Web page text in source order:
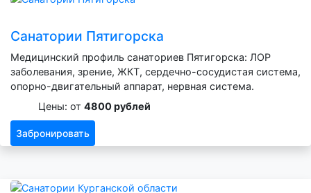
Санатории Пятигорска
Медицинский профиль санаториев Пятигорска: ЛОР
заболевания, зрение, ЖКТ, сердечно-сосудистая система,
опорно-двигательный аппарат, нервная система.
Цены: от 4800 рублей
Забронировать